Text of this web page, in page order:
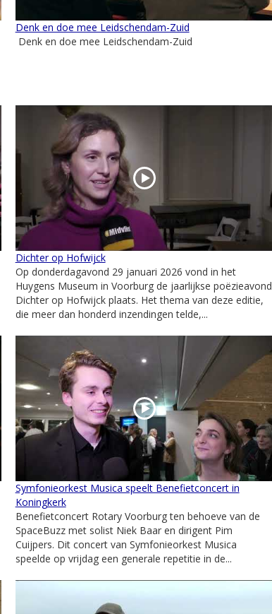
Denk en doe mee Leidschendam-Zuid
Denk en doe mee Leidschendam-Zuid
Dichter op Hofwijck
Op donderdagavond 29 januari 2026 vond in het
Huygens Museum in Voorburg de jaarlijkse poëzieavond
Dichter op Hofwijck plaats. Het thema van deze editie,
die meer dan honderd inzendingen telde,...
Symfonieorkest Musica speelt Benefietconcert in
Koningkerk
Benefietconcert Rotary Voorburg ten behoeve van de
SpaceBuzz met solist Niek Baar en dirigent Pim
Cuijpers. Dit concert van Symfonieorkest Musica
speelde op vrijdag een generale repetitie in de...